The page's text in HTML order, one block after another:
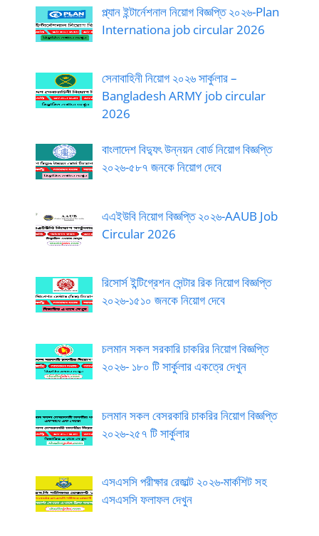
প্ল্যান ইন্টার্নেশনাল নিয়োগ বিজ্ঞপ্তি ২০২৬-Plan
Internationa job circular 2026
সেনাবাহিনী নিয়োগ ২০২৬ সার্কুলার –
Bangladesh ARMY job circular
2026
বাংলাদেশ বিদ্যুৎ উন্নয়ন বোর্ড নিয়োগ বিজ্ঞপ্তি
২০২৬-৫৮৭ জনকে নিয়োগ দেবে
এএইউবি নিয়োগ বিজ্ঞপ্তি ২০২৬-AAUB Job
Circular 2026
রিসোর্স ইন্টিগ্রেশন সেন্টার রিক নিয়োগ বিজ্ঞপ্তি
২০২৬-১৫১০ জনকে নিয়োগ দেবে
চলমান সকল সরকারি চাকরির নিয়োগ বিজ্ঞপ্তি
২০২৬- ১৮০ টি সার্কুলার একত্রে দেখুন
চলমান সকল বেসরকারি চাকরির নিয়োগ বিজ্ঞপ্তি
২০২৬-২৫৭ টি সার্কুলার
এসএসসি পরীক্ষার রেজাল্ট ২০২৬-মার্কশিট সহ
এসএসসি ফলাফল দেখুন